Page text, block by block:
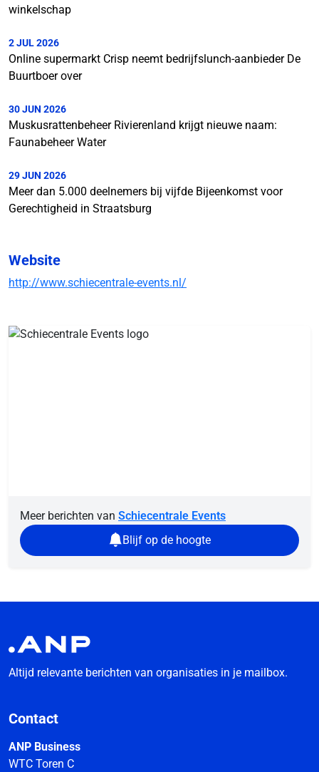
winkelschap
2 JUL 2026
Online supermarkt Crisp neemt bedrijfslunch-aanbieder De
Buurtboer over
30 JUN 2026
Muskusrattenbeheer Rivierenland krijgt nieuwe naam:
Faunabeheer Water
29 JUN 2026
Meer dan 5.000 deelnemers bij vijfde Bijeenkomst voor
Gerechtigheid in Straatsburg
Website
http://www.schiecentrale-events.nl/
Meer berichten van Schiecentrale Events
Blijf op de hoogte
Altijd relevante berichten van organisaties in je mailbox.
Contact
ANP Business
WTC Toren C